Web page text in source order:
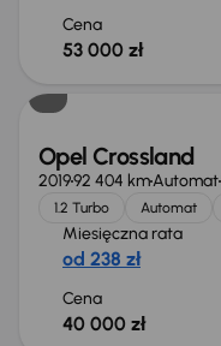
Cena
53 000 zł
Opel Crossland
201992 404 kmAutomat
1.2 Turbo Automat
Miesięczna rata
od 238 zł
Cena
40 000 zł